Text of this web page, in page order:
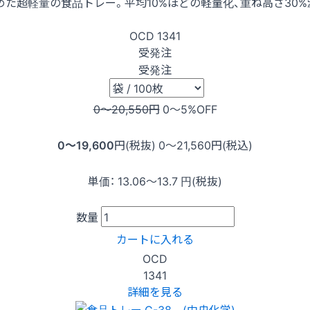
OCD 1341
受発注
受発注
0〜20,550円 0〜5%OFF
0〜19,600円(税抜) 0〜21,560円(税込)
単価： 13.06〜13.7 円(税抜)
数量
カートに入れる
OCD
1341
詳細を見る